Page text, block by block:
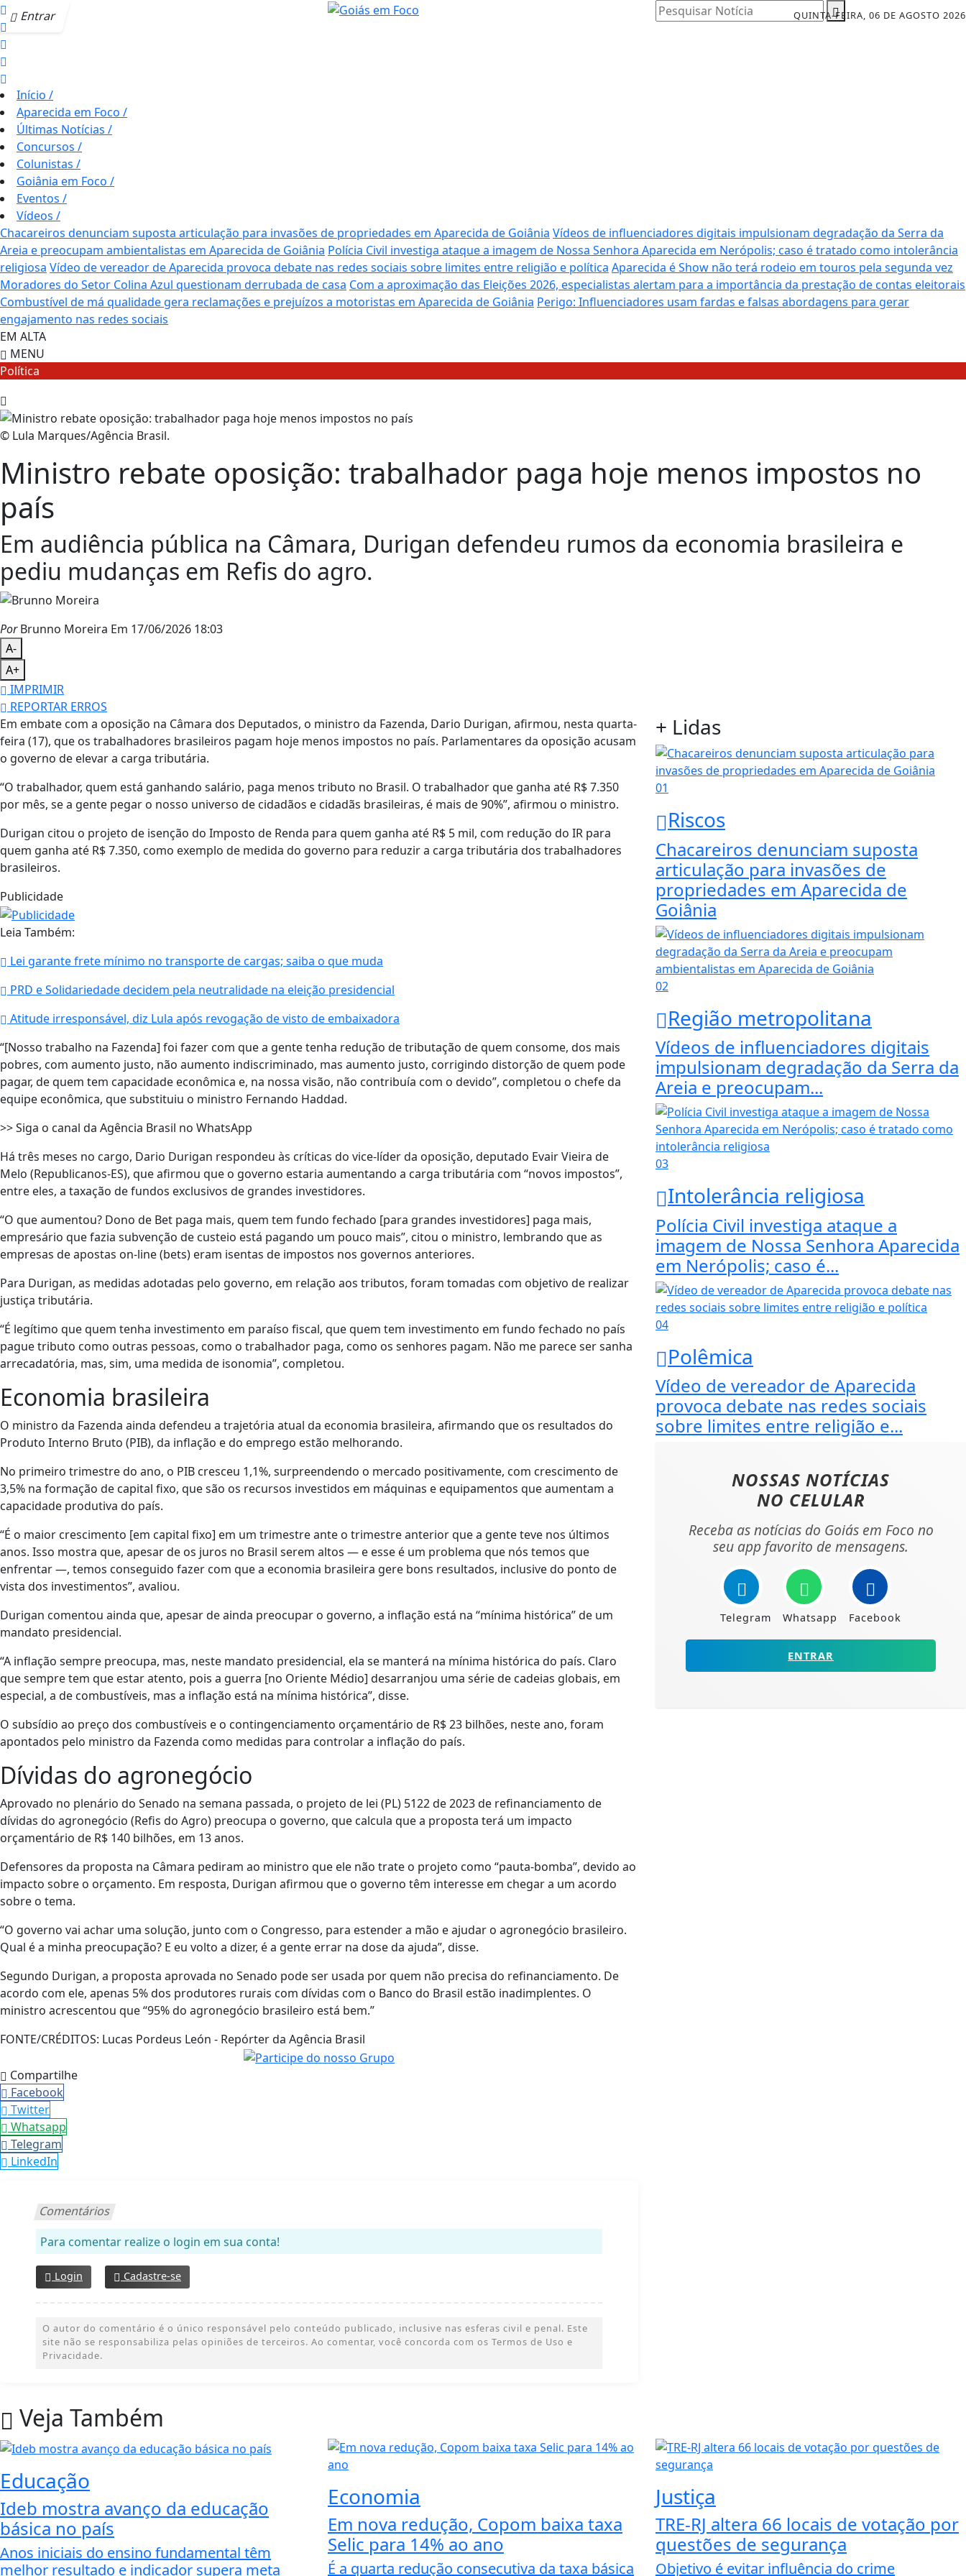
Entrar QUINTA-FEIRA, 06 DE AGOSTO 2026
Pesquisar Notícia
Início /
Aparecida em Foco /
Últimas Notícias /
Concursos /
Colunistas /
Goiânia em Foco /
Eventos /
Vídeos /
Chacareiros denunciam suposta articulação para invasões de propriedades em Aparecida de Goiânia Vídeos de influenciadores digitais impulsionam degradação da Serra da
Areia e preocupam ambientalistas em Aparecida de Goiânia Polícia Civil investiga ataque a imagem de Nossa Senhora Aparecida em Nerópolis; caso é tratado como intolerância
religiosa Vídeo de vereador de Aparecida provoca debate nas redes sociais sobre limites entre religião e política Aparecida é Show não terá rodeio em touros pela segunda vez
Moradores do Setor Colina Azul questionam derrubada de casa Com a aproximação das Eleições 2026, especialistas alertam para a importância da prestação de contas eleitorais
Combustível de má qualidade gera reclamações e prejuízos a motoristas em Aparecida de Goiânia Perigo: Influenciadores usam fardas e falsas abordagens para gerar
engajamento nas redes sociais
EM ALTA
MENU
Política
© Lula Marques/Agência Brasil.
Ministro rebate oposição: trabalhador paga hoje menos impostos no
país
Em audiência pública na Câmara, Durigan defendeu rumos da economia brasileira e
pediu mudanças em Refis do agro.
PorBrunno Moreira Em 17/06/2026 18:03
A-
A+
IMPRIMIR
REPORTAR ERROS
Em embate com a oposição na Câmara dos Deputados, o ministro da Fazenda, Dario Durigan, afirmou, nesta quarta-
feira (17), que os trabalhadores brasileiros pagam hoje menos impostos no país. Parlamentares da oposição acusam
o governo de elevar a carga tributária.
“O trabalhador, quem está ganhando salário, paga menos tributo no Brasil. O trabalhador que ganha até R$ 7.350
por mês, se a gente pegar o nosso universo de cidadãos e cidadãs brasileiras, é mais de 90%”, afirmou o ministro.
Durigan citou o projeto de isenção do Imposto de Renda para quem ganha até R$ 5 mil, com redução do IR para
quem ganha até R$ 7.350, como exemplo de medida do governo para reduzir a carga tributária dos trabalhadores
brasileiros.
Publicidade
Leia Também:
Lei garante frete mínimo no transporte de cargas; saiba o que muda
PRD e Solidariedade decidem pela neutralidade na eleição presidencial
Atitude irresponsável, diz Lula após revogação de visto de embaixadora
“[Nosso trabalho na Fazenda] foi fazer com que a gente tenha redução de tributação de quem consome, dos mais
pobres, com aumento justo, não aumento indiscriminado, mas aumento justo, corrigindo distorção de quem pode
pagar, de quem tem capacidade econômica e, na nossa visão, não contribuía com o devido”, completou o chefe da
equipe econômica, que substituiu o ministro Fernando Haddad.
>> Siga o canal da Agência Brasil no WhatsApp
Há três meses no cargo, Dario Durigan respondeu às críticas do vice-líder da oposição, deputado Evair Vieira de
Melo (Republicanos-ES), que afirmou que o governo estaria aumentando a carga tributária com “novos impostos”,
entre eles, a taxação de fundos exclusivos de grandes investidores.
“O que aumentou? Dono de Bet paga mais, quem tem fundo fechado [para grandes investidores] paga mais,
empresário que fazia subvenção de custeio está pagando um pouco mais”, citou o ministro, lembrando que as
empresas de apostas on-line (bets) eram isentas de impostos nos governos anteriores.
Para Durigan, as medidas adotadas pelo governo, em relação aos tributos, foram tomadas com objetivo de realizar
justiça tributária.
“É legítimo que quem tenha investimento em paraíso fiscal, que quem tem investimento em fundo fechado no país
pague tributo como outras pessoas, como o trabalhador paga, como os senhores pagam. Não me parece ser sanha
arrecadatória, mas, sim, uma medida de isonomia”, completou.
Economia brasileira
O ministro da Fazenda ainda defendeu a trajetória atual da economia brasileira, afirmando que os resultados do
Produto Interno Bruto (PIB), da inflação e do emprego estão melhorando.
No primeiro trimestre do ano, o PIB cresceu 1,1%, surpreendendo o mercado positivamente, com crescimento de
3,5% na formação de capital fixo, que são os recursos investidos em máquinas e equipamentos que aumentam a
capacidade produtiva do país.
“É o maior crescimento [em capital fixo] em um trimestre ante o trimestre anterior que a gente teve nos últimos
anos. Isso mostra que, apesar de os juros no Brasil serem altos — e esse é um problema que nós temos que
enfrentar —, temos conseguido fazer com que a economia brasileira gere bons resultados, inclusive do ponto de
vista dos investimentos”, avaliou.
Durigan comentou ainda que, apesar de ainda preocupar o governo, a inflação está na “mínima histórica” de um
mandato presidencial.
“A inflação sempre preocupa, mas, neste mandato presidencial, ela se manterá na mínima histórica do país. Claro
que sempre tem que estar atento, pois a guerra [no Oriente Médio] desarranjou uma série de cadeias globais, em
especial, a de combustíveis, mas a inflação está na mínima histórica”, disse.
O subsídio ao preço dos combustíveis e o contingenciamento orçamentário de R$ 23 bilhões, neste ano, foram
apontados pelo ministro da Fazenda como medidas para controlar a inflação do país.
Dívidas do agronegócio
Aprovado no plenário do Senado na semana passada, o projeto de lei (PL) 5122 de 2023 de refinanciamento de
dívidas do agronegócio (Refis do Agro) preocupa o governo, que calcula que a proposta terá um impacto
orçamentário de R$ 140 bilhões, em 13 anos.
Defensores da proposta na Câmara pediram ao ministro que ele não trate o projeto como “pauta-bomba”, devido ao
impacto sobre o orçamento. Em resposta, Durigan afirmou que o governo têm interesse em chegar a um acordo
sobre o tema.
“O governo vai achar uma solução, junto com o Congresso, para estender a mão e ajudar o agronegócio brasileiro.
Qual é a minha preocupação? E eu volto a dizer, é a gente errar na dose da ajuda”, disse.
Segundo Durigan, a proposta aprovada no Senado pode ser usada por quem não precisa do refinanciamento. De
acordo com ele, apenas 5% dos produtores rurais com dívidas com o Banco do Brasil estão inadimplentes. O
ministro acrescentou que “95% do agronegócio brasileiro está bem.”
FONTE/CRÉDITOS: Lucas Pordeus León - Repórter da Agência Brasil
Compartilhe
Facebook
Twitter
Whatsapp
Telegram
LinkedIn
Comentários
Para comentar realize o login em sua conta!
Login Cadastre-se
O autor do comentário é o único responsável pelo conteúdo publicado, inclusive nas esferas civil e penal. Este
site não se responsabiliza pelas opiniões de terceiros. Ao comentar, você concorda com os Termos de Uso e
Privacidade.
+ Lidas
01
Riscos
Chacareiros denunciam suposta
articulação para invasões de
propriedades em Aparecida de
Goiânia
02
Região metropolitana
Vídeos de influenciadores digitais
impulsionam degradação da Serra da
Areia e preocupam...
03
Intolerância religiosa
Polícia Civil investiga ataque a
imagem de Nossa Senhora Aparecida
em Nerópolis; caso é...
04
Polêmica
Vídeo de vereador de Aparecida
provoca debate nas redes sociais
sobre limites entre religião e...
NOSSAS NOTÍCIAS
NO CELULAR
Receba as notícias do Goiás em Foco no
seu app favorito de mensagens.
Telegram Whatsapp Facebook
ENTRAR
Veja Também
Educação
Ideb mostra avanço da educação
básica no país
Anos iniciais do ensino fundamental têm
melhor resultado e indicador supera meta
Economia
Em nova redução, Copom baixa taxa
Selic para 14% ao ano
É a quarta redução consecutiva da taxa básica
Justiça
TRE-RJ altera 66 locais de votação por
questões de segurança
Objetivo é evitar influência do crime